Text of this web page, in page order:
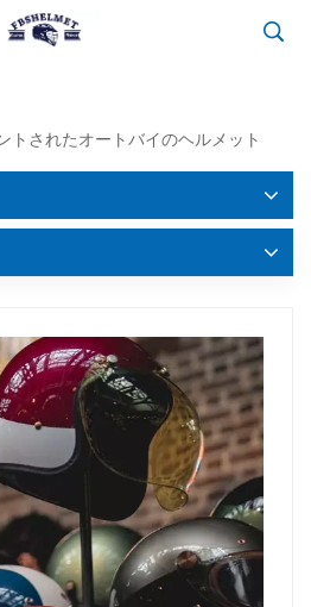
トされたオートバイのヘルメット